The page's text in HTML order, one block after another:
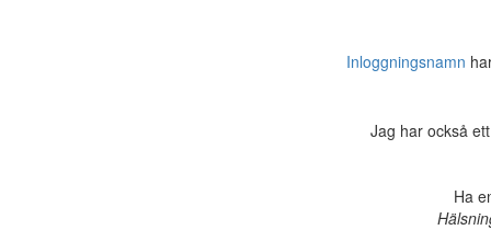
Inloggningsnamn
Jag har också
Ha